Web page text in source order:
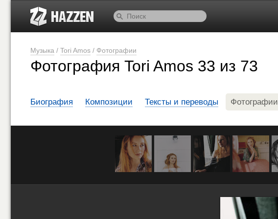
Музыка / Tori Amos / Фотографии
Фотография Tori Amos 33 из 73
Биография Композиции Тексты и переводы Фотографии